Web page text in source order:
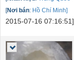
[Nơi bán: Hồ Chí Minh]
2015-07-16 07:16:51]